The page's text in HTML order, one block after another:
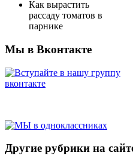
Как вырастить
рассаду томатов в
парнике
Мы в Вконтакте
Другие рубрики на